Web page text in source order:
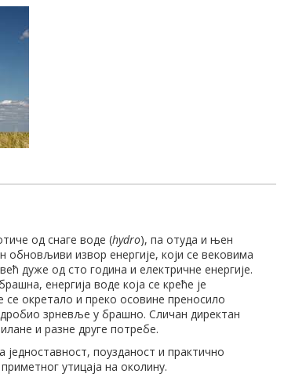
од снаге воде (hydro), па отуда и њен
извор енергије, који се вековима
дуже од сто година и електричне енергије.
енергија воде која се креће је
окретало и преко осовине преносило
зрневље у брашно. Сличан директан
и разне друге потребе.
поузданост и практично
утицаја на околину.